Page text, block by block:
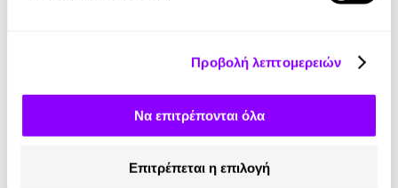
Προβολή λεπτομερειών
Να επιτρέπονται όλα
Επιτρέπεται η επιλογή